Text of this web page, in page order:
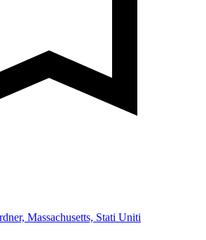
Massachusetts, Stati Uniti